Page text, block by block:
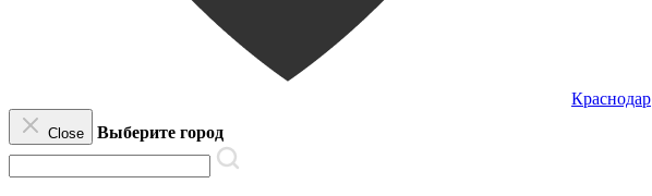
Краснодар
Close Выберите город